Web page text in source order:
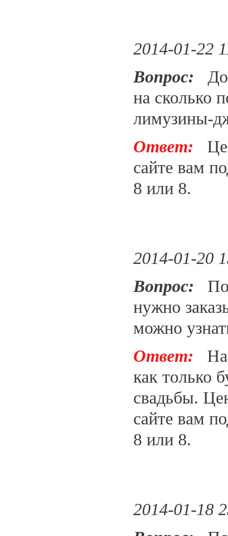
2014-01-22
Вопрос:
на сколько
лимузины-
Ответ:
сайте вам
8 или 8.
2014-01-20
Вопрос:
нужно
можно
Ответ: На
как только
свадьбы.
сайте вам
8 или 8.
2014-01-18